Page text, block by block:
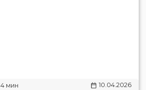
10.04.2026